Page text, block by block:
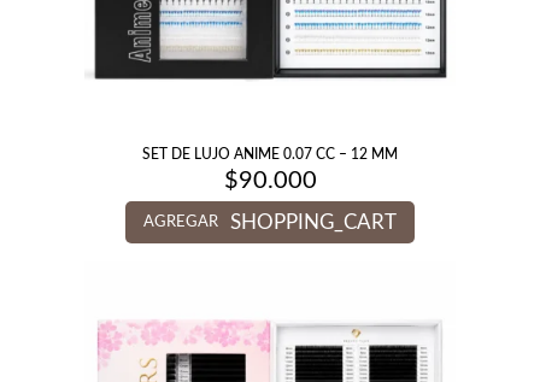
SET DE LUJO ANIME 0.07 CC – 12 MM
$90.000
AGREGAR SHOPPING_CART